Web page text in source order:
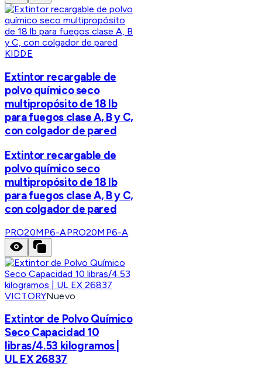
KIDDE
Extintor recargable de
polvo químico seco
multipropósito de 18 lb
para fuegos clase A, B y C,
con colgador de pared
Extintor recargable de
polvo químico seco
multipropósito de 18 lb
para fuegos clase A, B y C,
con colgador de pared
PRO20MP6-APRO20MP6-A
VICTORYNuevo
Extintor de Polvo Químico
Seco Capacidad 10
libras/4.53 kilogramos |
UL EX 26837